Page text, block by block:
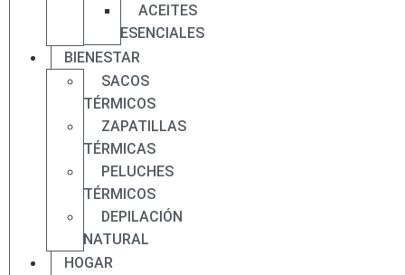
ACEITES
ESENCIALES
BIENESTAR
SACOS
TÉRMICOS
ZAPATILLAS
TÉRMICAS
PELUCHES
TÉRMICOS
DEPILACIÓN
NATURAL
HOGAR